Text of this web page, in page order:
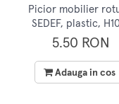
Picior mobilier
SEDEF, plastic,
finisaj aluminiu
5.50 RON
Adauga in cos